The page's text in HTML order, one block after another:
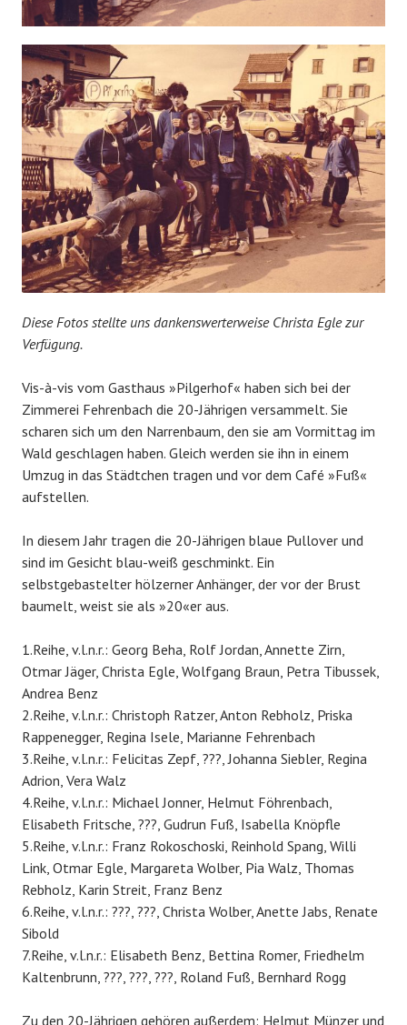
Diese Fotos stellte uns dankenswerterweise Christa Egle zur
Verfügung.
Vis-à-vis vom Gasthaus »Pilgerhof« haben sich bei der
Zimmerei Fehrenbach die 20-Jährigen versammelt. Sie
scharen sich um den Narrenbaum, den sie am Vormittag im
Wald geschlagen haben. Gleich werden sie ihn in einem
Umzug in das Städtchen tragen und vor dem Café »Fuß«
aufstellen.
In diesem Jahr tragen die 20-Jährigen blaue Pullover und
sind im Gesicht blau-weiß geschminkt. Ein
selbstgebastelter hölzerner Anhänger, der vor der Brust
baumelt, weist sie als »20«er aus.
1.Reihe, v.l.n.r.: Georg Beha, Rolf Jordan, Annette Zirn,
Otmar Jäger, Christa Egle, Wolfgang Braun, Petra Tibussek,
Andrea Benz
2.Reihe, v.l.n.r.: Christoph Ratzer, Anton Rebholz, Priska
Rappenegger, Regina Isele, Marianne Fehrenbach
3.Reihe, v.l.n.r.: Felicitas Zepf, ???, Johanna Siebler, Regina
Adrion, Vera Walz
4.Reihe, v.l.n.r.: Michael Jonner, Helmut Föhrenbach,
Elisabeth Fritsche, ???, Gudrun Fuß, Isabella Knöpfle
5.Reihe, v.l.n.r.: Franz Rokoschoski, Reinhold Spang, Willi
Link, Otmar Egle, Margareta Wolber, Pia Walz, Thomas
Rebholz, Karin Streit, Franz Benz
6.Reihe, v.l.n.r.: ???, ???, Christa Wolber, Anette Jabs, Renate
Sibold
7.Reihe, v.l.n.r.: Elisabeth Benz, Bettina Romer, Friedhelm
Kaltenbrunn, ???, ???, ???, Roland Fuß, Bernhard Rogg
Zu den 20-Jährigen gehören außerdem: Helmut Münzer und